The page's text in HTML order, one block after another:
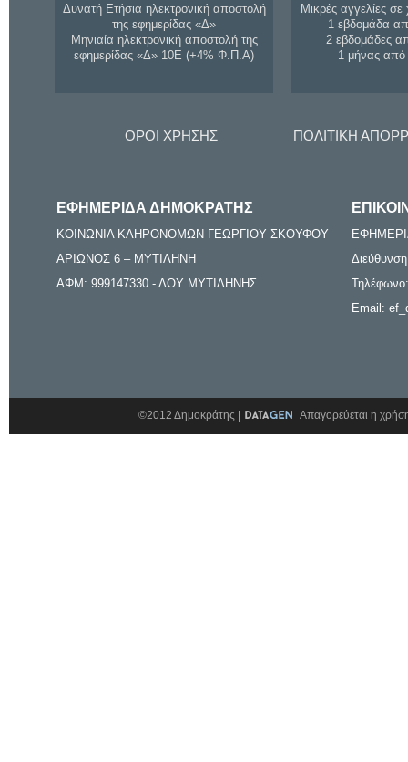
Δυνατή Ετήσια ηλεκτρονική αποστολή
της εφημερίδας «Δ»
Μηνιαία ηλεκτρονική αποστολή της
εφημερίδας «Δ» 10Ε (+4% Φ.Π.Α)
Μικρές αγγελίες σε
1 εβδομάδα
2 εβδομάδες
1 μήνας
ΟΡΟΙ ΧΡΗΣΗΣ ΠΟΛΙΤΙΚΗ
ΕΦΗΜΕΡΙΔΑ ΔΗΜΟΚΡΑΤΗΣ
ΚΟΙΝΩΝΙΑ ΚΛΗΡΟΝΟΜΩΝ ΓΕΩΡΓΙΟΥ ΣΚΟΥΦΟΥ
ΑΡΙΩΝΟΣ 6 – ΜΥΤΙΛΗΝΗ
ΑΦΜ: 999147330 - ΔΟΥ ΜΥΤΙΛΗΝΗΣ
Email:
©2012 Δημοκράτης | Απαγορεύεται η